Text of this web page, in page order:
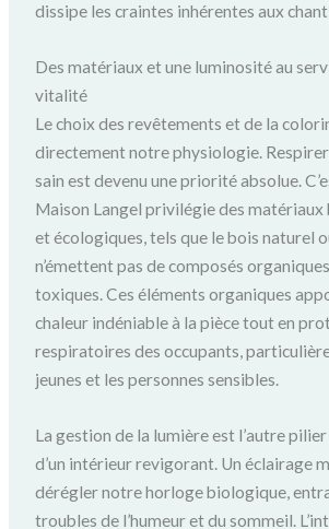
dissipe les craintes inhérentes aux
Des matériaux et une luminosité au
vitalité
Le choix des revêtements et de la
directement notre physiologie.
sain est devenu une priorité absolue.
Maison Langel privilégie des matériaux
et écologiques, tels que le bois naturel
n’émettent pas de composés
toxiques. Ces éléments organiques
chaleur indéniable à la pièce tout en
respiratoires des occupants,
jeunes et les personnes sensibles.
La gestion de la lumière est l’autre
d’un intérieur revigorant. Un éclairage
dérégler notre horloge biologique,
troubles de l’humeur et du sommeil.